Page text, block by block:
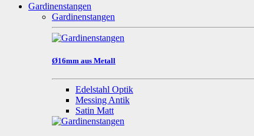
Gardinenstangen
Gardinenstangen
Ø16mm aus Metall
Edelstahl Optik
Messing Antik
Satin Matt